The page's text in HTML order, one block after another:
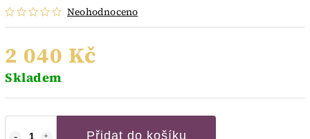
Neohodnoceno
2 040 Kč
Skladem
Přidat do košíku